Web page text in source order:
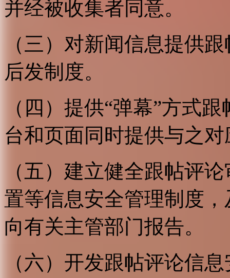
并经被收集者同意。
（三）对新闻信息提供
后发制度。
（四）提供“弹幕”方式
台和页面同时提供与之
（五）建立健全跟帖评
置等信息安全管理制度
向有关主管部门报告。
（六）开发跟帖评论信